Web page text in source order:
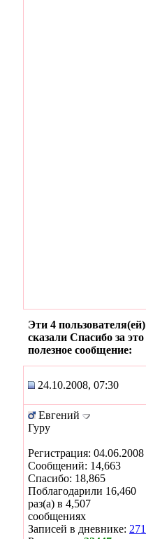
Эти 4 пользователя(ей)
сказали Спасибо за это
полезное сообщение:
24.10.2008, 07:30
Евгений
Гуру
Регистрация: 04.06.2008
Сообщений: 14,663
Спасибо: 18,865
Поблагодарили 16,460
раз(а) в 4,507
сообщениях
Записей в дневнике: 271